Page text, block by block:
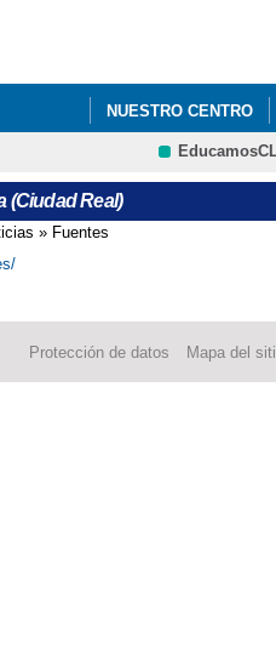
NUESTRO CENTRO
PROYECTOS Y
NCOF
(Ciudad Real)
aquí
» Fuentes
Protección de datos Mapa del